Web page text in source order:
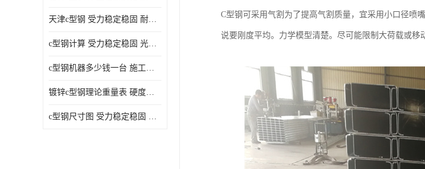
天津c型钢 受力稳定稳固 耐腐蚀 耐高温
c型钢计算 受力稳定稳固 光洁无毛刺
c型钢机器多少钱一台 施工方便简单 稳重支撑承载力大
镀锌c型钢理论重量表 硬度高韧性强 光洁无毛刺
c型钢尺寸图 受力稳定稳固 光洁无毛刺
C型钢可采用气割为了提高气割质量，宜采用小口径喷
说要刚度平均。力学模型清楚。尽可能限制大荷载或移